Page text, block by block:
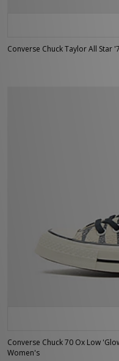
Converse Chuck Taylor All Star
Converse Chuck 70 Ox Low
Women's